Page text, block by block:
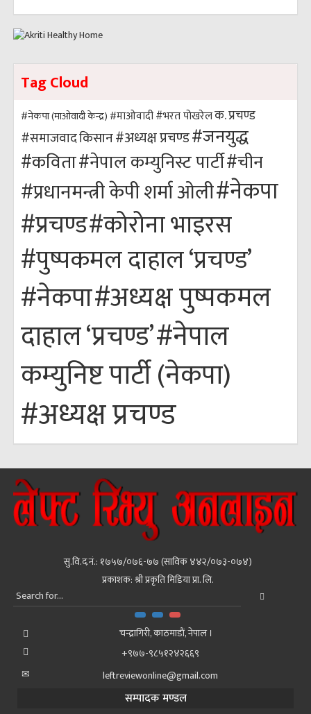
Tag Cloud
#नेकपा (माओवादी केन्द्र) #माओवादी#भरत पोखरेलक. प्रचण्ड
#समाजवादकिसान#अध्यक्ष प्रचण्ड#जनयुद्ध
#कविता#नेपाल कम्युनिस्ट पार्टी#चीन
#प्रधानमन्त्री केपी शर्मा ओली#नेकपा
#प्रचण्ड#कोरोना भाइरस
#पुष्पकमल दाहाल ‘प्रचण्ड’
#नेकपा#अध्यक्ष पुष्पकमल
दाहाल ‘प्रचण्ड’#नेपाल
कम्युनिष्ट पार्टी (नेकपा)
#अध्यक्ष प्रचण्ड
सु.वि.द.नं.: १७५७/०७६-७७ (साविक ४४२/०७३-०७४)
प्रकाशक: श्री प्रकृति मिडिया प्रा. लि.
चन्द्रागिरी, काठमाडाैं, नेपाल ।
+९७७-९८५१२४२६६९
leftreviewonline@gmail.com
सम्पादक मण्डल